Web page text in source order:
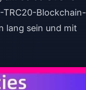
TRC20-Blockchain-
lang sein und mit